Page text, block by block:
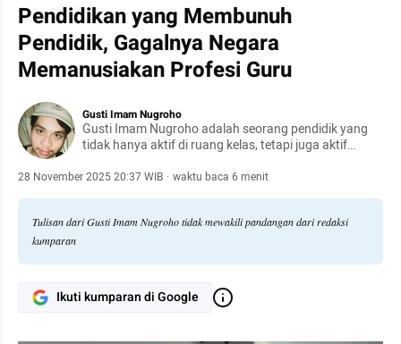
Pendidikan yang Membunuh
Pendidik, Gagalnya Negara
Memanusiakan Profesi Guru
Gusti Imam Nugroho
Gusti Imam Nugroho adalah seorang pendidik yang
tidak hanya aktif di ruang kelas, tetapi juga aktif
literasi. Sebagai bentuk komitmennya, ia mendirikan
28 November 2025 20:37 WIB · waktu baca 6 menit
Tulisan dari Gusti Imam Nugroho tidak mewakili pandangan dari redaksi
kumparan
Ikuti kumparan di Google